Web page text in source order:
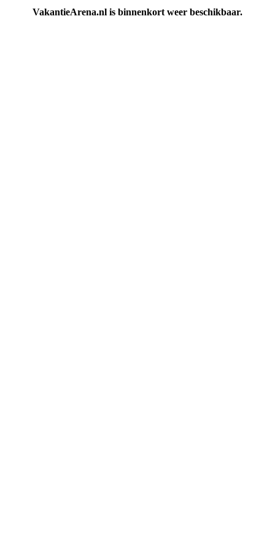
VakantieArena.nl is binnenkort weer beschikbaar.